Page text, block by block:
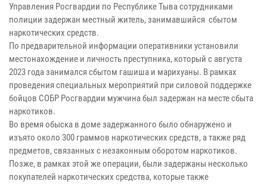
Управления Росгвардии по Республике Тыва сотрудниками
полиции задержан местный житель, занимавшийся сбытом
наркотических средств.
По предварительной информации оперативники установили
местонахождение и личность преступника, который с августа
2023 года занимался сбытом гашиша и марихуаны. В рамках
проведения специальных мероприятий при силовой поддержке
бойцов СОБР Росгвардии мужчина был задержан на месте сбыта
наркотиков.
Во время обыска в доме задержанного было обнаружено и
изъято около 300 граммов наркотических средств, а также ряд
предметов, связанных с незаконным оборотом наркотиков.
Позже, в рамках этой же операции, были задержаны несколько
покупателей наркотических средства, которые также